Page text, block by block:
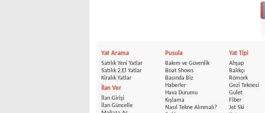
Yat Arama
Satılık Yeni Yatlar
Satılık 2.El Yatlar
Kiralık Yatlar
İlan Ver
İlan Girişi
İlan Güncelle
Pusula
Bakım ve Güvenlik
Boat Shows
Basında Biz
Haberler
Hava Durumu
Kışlama
Nasıl Tekne Alınmalı?
Yat Tipi
Ahşap
Balıkçı
Römork
Gezi Teknesi
Gulet
Fiber
Jet Ski